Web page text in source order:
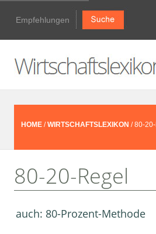
Empfehlungen
HOME /WIRTSCHAFTSLEXIKON / 80-20-
80-20-Regel
auch: 80-Prozent-Methode